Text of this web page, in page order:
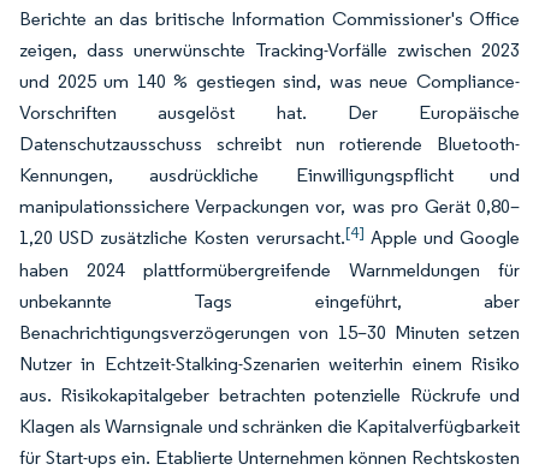
Berichte an das britische Information Commissioner's Office
zeigen, dass unerwünschte Tracking-Vorfälle zwischen 2023
und 2025 um 140 % gestiegen sind, was neue Compliance-
Vorschriften ausgelöst hat. Der Europäische
Datenschutzausschuss schreibt nun rotierende Bluetooth-
Kennungen, ausdrückliche Einwilligungspflicht und
manipulationssichere Verpackungen vor, was pro Gerät 0,80–
1,20 USD zusätzliche Kosten verursacht.[4] Apple und Google
haben 2024 plattformübergreifende Warnmeldungen für
unbekannte Tags eingeführt, aber
Benachrichtigungsverzögerungen von 15–30 Minuten setzen
Nutzer in Echtzeit-Stalking-Szenarien weiterhin einem Risiko
aus. Risikokapitalgeber betrachten potenzielle Rückrufe und
Klagen als Warnsignale und schränken die Kapitalverfügbarkeit
für Start-ups ein. Etablierte Unternehmen können Rechtskosten